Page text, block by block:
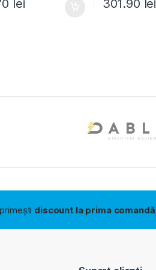
lei 301.90 lei
discount la prima comandă